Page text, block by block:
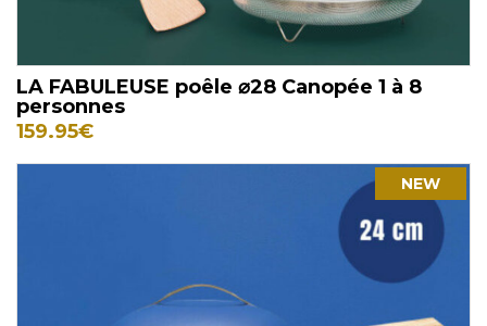
LA FABULEUSE poêle ⌀28 Canopée 1 à 8
personnes
159.95€
NEW